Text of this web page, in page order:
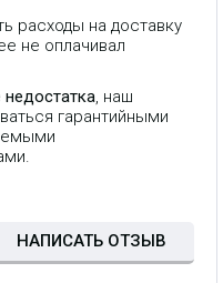
расходы на доставку
не оплачивал
, наш
гарантийными
НАПИСАТЬ ОТЗЫВ
стандарт 2G
4G
4G LTE2600,
до 27